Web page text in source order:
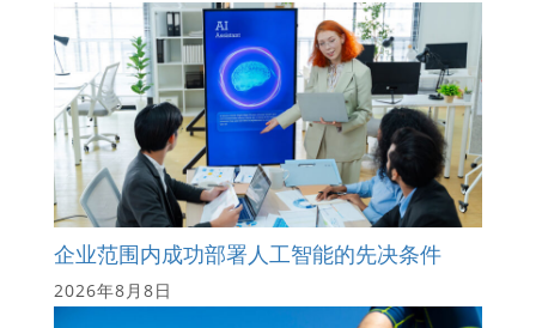
企业范围内成功部署人工智能的先决条件
2026年8月8日